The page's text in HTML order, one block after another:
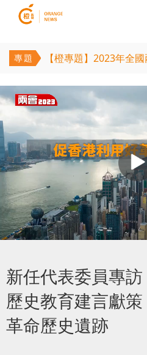
專題 【橙專題】2023年全
新任代表委員專
歷史教育建言獻
革命歷史遺跡